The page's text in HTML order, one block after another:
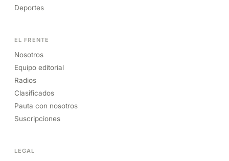
Deportes
EL FRENTE
Nosotros
Equipo editorial
Radios
Clasificados
Pauta con nosotros
Suscripciones
LEGAL